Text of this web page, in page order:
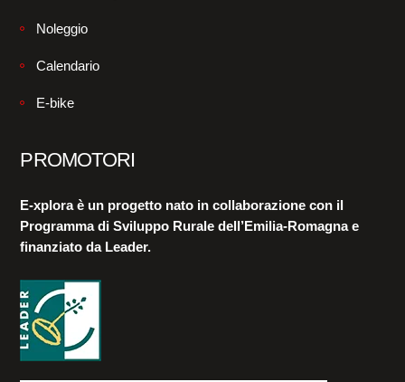
Noleggio
Calendario
E-bike
PROMOTORI
E-xplora è un progetto nato in collaborazione con il
Programma di Sviluppo Rurale dell’Emilia-Romagna e
finanziato da Leader.